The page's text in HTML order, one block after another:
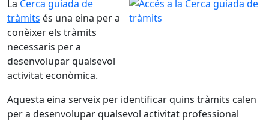
La Cerca guiada de
tràmits és una eina per a
conèixer els tràmits
necessaris per a
desenvolupar qualsevol
activitat econòmica.
Aquesta eina serveix per identificar quins tràmits calen
per a desenvolupar qualsevol activitat professional